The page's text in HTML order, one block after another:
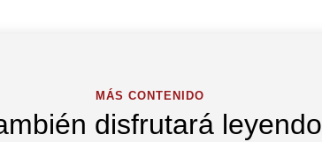
MÁS CONTENIDO
disfrutará leyendo